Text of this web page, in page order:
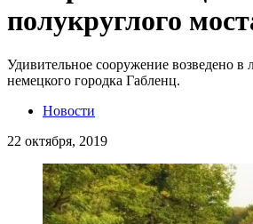
полукруглого
Удивительное сооружение возведено
немецкого городка Габленц.
Новости
22 октября, 2019